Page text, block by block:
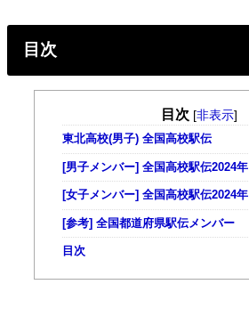
目次
目次 [非表示]
東北高校(男子) 全国高校駅伝
[男子メンバー] 全国高校駅伝2024年
[女子メンバー] 全国高校駅伝2024年
[参考] 全国都道府県駅伝メンバー
目次